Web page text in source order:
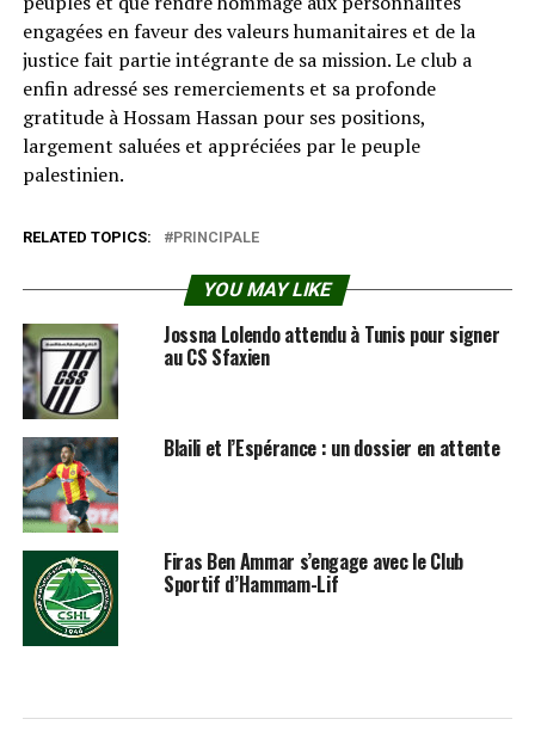
engagées en faveur des valeurs humanitaires et de la
justice fait partie intégrante de sa mission. Le club a
enfin adressé ses remerciements et sa profonde
gratitude à Hossam Hassan pour ses positions,
largement saluées et appréciées par le peuple
palestinien.
RELATED TOPICS: PRINCIPALE
YOU MAY LIKE
Jossna Lolendo attendu à Tunis pour signer
au CS Sfaxien
Blaili et l’Espérance : un dossier en attente
Firas Ben Ammar s’engage avec le Club
Sportif d’Hammam-Lif